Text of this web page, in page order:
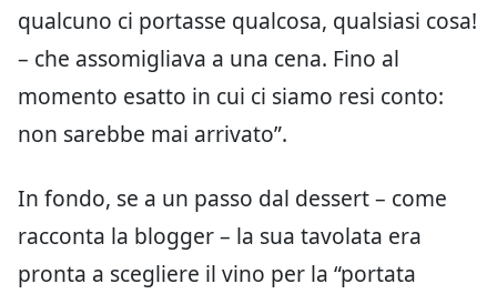
qualcuno ci portasse qualcosa, qualsiasi cosa!
– che assomigliava a una cena. Fino al
momento esatto in cui ci siamo resi conto:
non sarebbe mai arrivato”.
In fondo, se a un passo dal dessert – come
racconta la blogger – la sua tavolata era
pronta a scegliere il vino per la “portata